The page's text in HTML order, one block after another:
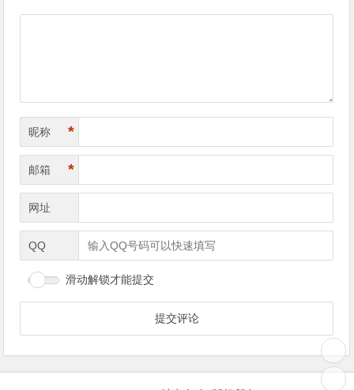
昵称 *
邮箱 *
网址
QQ
滑动解锁才能提交